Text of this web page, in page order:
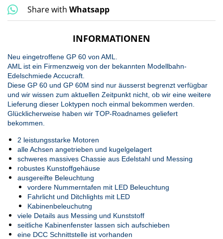
Share with Whatsapp
INFORMATIONEN
Neu eingetroffene GP 60 von AML.
AML ist ein Firmenzweig von der bekannten Modellbahn-
Edelschmiede Accucraft.
Diese GP 60 und GP 60M sind nur äusserst begrenzt verfügbar
und wir wissen zum aktuellen Zeitpunkt nicht, ob wir eine weitere
Lieferung dieser Loktypen noch einmal bekommen werden.
Glücklicherweise haben wir TOP-Roadnames geliefert
bekommen.
2 leistungsstarke Motoren
alle Achsen angetrieben und kugelgelagert
schweres massives Chassie aus Edelstahl und Messing
robustes Kunstoffgehäuse
ausgereifte Beleuchtung
vordere Nummerntafen mit LED Beleuchtung
Fahrlicht und Ditchlights mit LED
Kabinenbeleuchutng
viele Details aus Messing und Kunststoff
seitliche Kabinenfenster lassen sich aufschieben
eine DCC Schnittstelle ist vorhanden